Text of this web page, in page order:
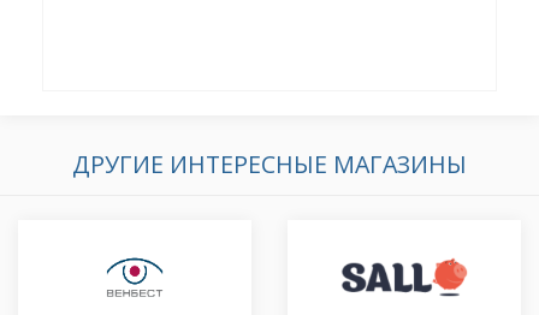
ДРУГИЕ ИНТЕРЕСНЫЕ МАГАЗИНЫ